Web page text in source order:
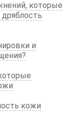
которые
и
кожи